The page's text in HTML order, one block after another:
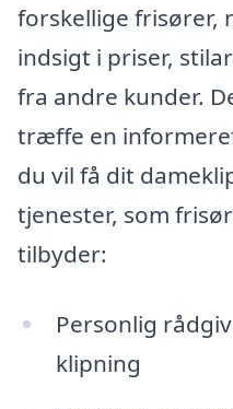
forskellige frisører,
indsigt i priser,
fra andre kunder.
træffe en
du vil få dit
tjenester, som
tilbyder:
Personlig
klipning